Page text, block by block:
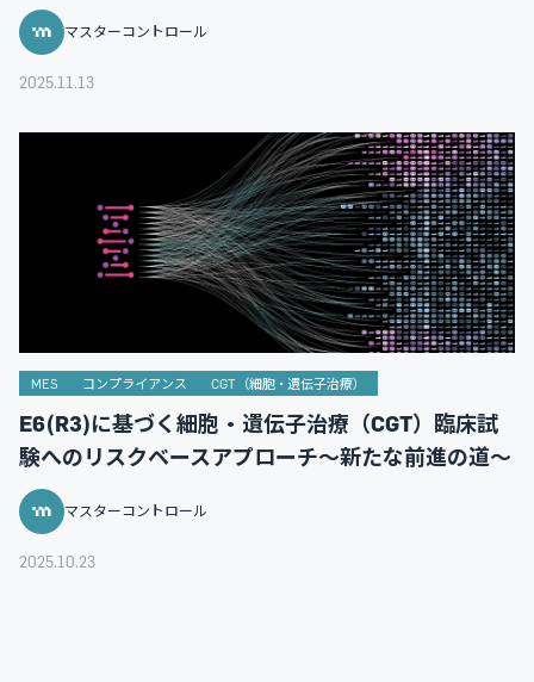
マスターコントロール
2025.11.13
MES コンプライアンス CGT（細胞・遺伝子治療）
E6(R3)に基づく細胞・遺伝子治療（CGT）臨床試
験へのリスクベースアプローチ～新たな前進の道～
マスターコントロール
2025.10.23